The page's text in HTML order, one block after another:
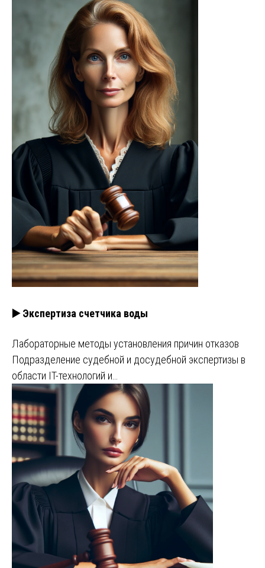
▶️ Экспертиза счетчика воды
Лабораторные методы установления причин отказов
Подразделение судебной и досудебной экспертизы в
области IT-технологий и…